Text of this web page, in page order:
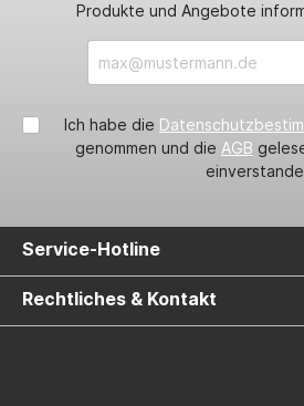
Produkte und Angebote
Ich habe die
genommen und die AGB
Service-Hotline
Rechtliches & Kontakt